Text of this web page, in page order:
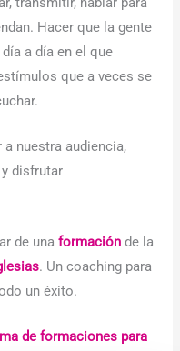
Hacer que la gente
a día en el que
que a veces se
nuestra audiencia,
disfrutar
de unaformación de la
. Un coaching para
un éxito.
de formaciones para